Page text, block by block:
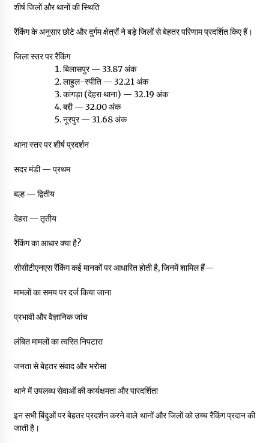
शीर्ष जिलों और थानों की स्थिति
रैंकिंग के अनुसार छोटे और दुर्गम क्षेत्रों ने बड़े जिलों से बेहतर परिणाम प्रदर्शित किए हैं।
जिला स्तर पर रैंकिंग
बिलासपुर — 33.87 अंक
लाहुल-स्पीति — 32.21 अंक
कांगड़ा (देहरा थाना) — 32.19 अंक
बद्दी — 32.00 अंक
नूरपुर — 31.68 अंक
थाना स्तर पर शीर्ष प्रदर्शन
सदर मंडी — प्रथम
बल्ह — द्वितीय
देहरा — तृतीय
रैंकिंग का आधार क्या है?
सीसीटीएनएस रैंकिंग कई मानकों पर आधारित होती है, जिनमें शामिल हैं—
मामलों का समय पर दर्ज किया जाना
प्रभावी और वैज्ञानिक जांच
लंबित मामलों का त्वरित निपटारा
जनता से बेहतर संवाद और भरोसा
थाने में उपलब्ध सेवाओं की कार्यक्षमता और पारदर्शिता
इन सभी बिंदुओं पर बेहतर प्रदर्शन करने वाले थानों और जिलों को उच्च रैंकिंग प्रदान की
जाती है।